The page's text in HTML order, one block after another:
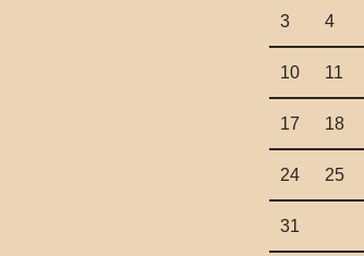
3 4
10 11
17 18
24 25
31